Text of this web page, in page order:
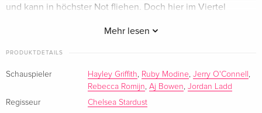
Mehr lesen
und kann in höchster Not fliehen. Doch hier im Viertel
PRODUKTDETAILS
Schauspieler Hayley Griffith Ruby Modine Jerry O'Connell
Rebecca Romijn Aj Bowen Jordan Ladd
Regisseur
Chelsea Stardust